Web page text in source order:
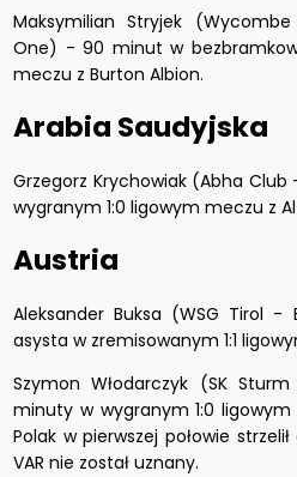
Maksymilian Stryjek
One) - 90 minut w
meczu z Burton Albion.
Arabia Saudyjska
Grzegorz Krychowiak (Abha
wygranym 1:0 ligowym meczu z
Austria
Aleksander Buksa (WSG Tirol
asysta w zremisowanym 1:1
Szymon Włodarczyk (SK
minuty w wygranym 1:0
Polak w pierwszej połowie
VAR nie został uznany.